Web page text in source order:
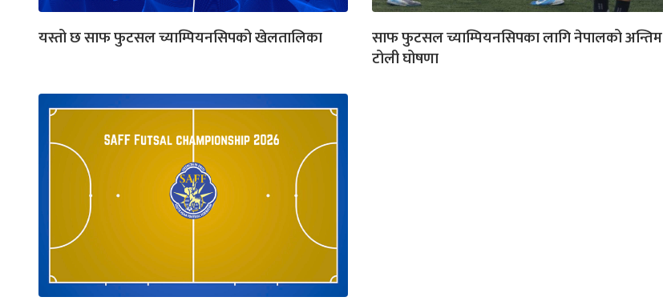
यस्तो छ साफ फुटसल च्याम्पियनसिपको खेलतालिका
साफ फुटसल च्याम्पियनसिपका लागि नेपालको अन्तिम
टोली घोषणा